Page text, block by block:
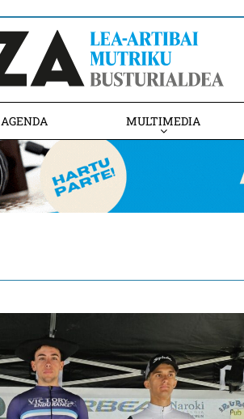
AGENDA MULTIMEDIA